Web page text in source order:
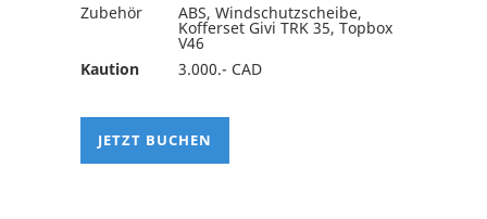
Zubehör
ABS, Windschutzscheibe,
Kofferset Givi TRK 35, Topbox
V46
Kaution
3.000.- CAD
JETZT BUCHEN